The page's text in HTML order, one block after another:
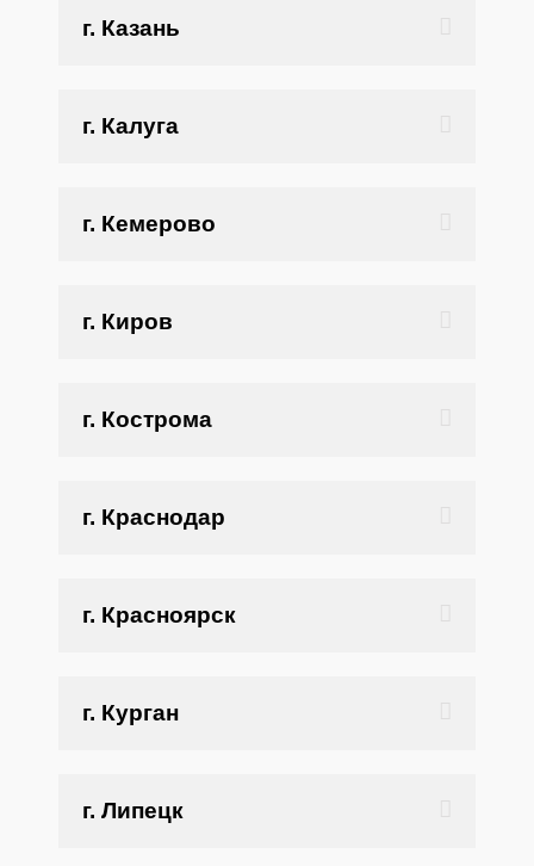
г. Казань
г. Калуга
г. Кемерово
г. Киров
г. Кострома
г. Краснодар
г. Красноярск
г. Курган
г. Липецк